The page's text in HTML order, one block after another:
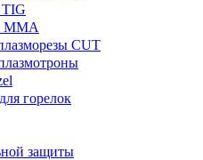
TIG
MMA
CUT
горелок
защиты